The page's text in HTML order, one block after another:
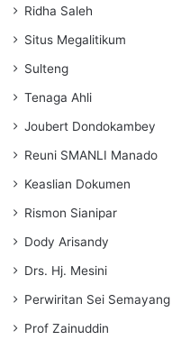
Ridha Saleh
Situs Megalitikum
Sulteng
Tenaga Ahli
Joubert Dondokambey
Reuni SMANLI Manado
Keaslian Dokumen
Rismon Sianipar
Dody Arisandy
Drs. Hj. Mesini
Perwiritan Sei Semayang
Prof Zainuddin